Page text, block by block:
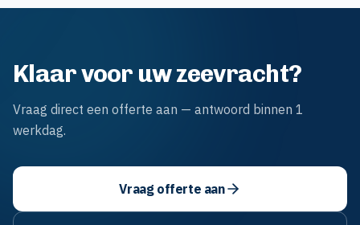
Klaar voor uw zeevracht?
Vraag direct een offerte aan — antwoord binnen 1
werkdag.
Vraag offerte aan